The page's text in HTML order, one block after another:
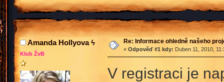
Amanda Hollyova ϟ
Klub ŽvB
Re: Informace ohledně našeho
« Odpověď #1 kdy: Duben 11, 2010,
V registraci je